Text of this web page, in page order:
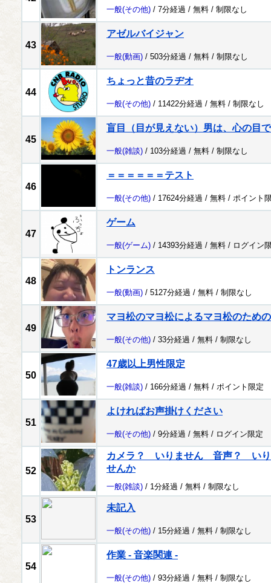
一般(その他) / 7分経過 / 無料 / 制限なし
43
アゼルバイジャン
一般(動画) / 503分経過 / 無料 / 制限なし
44
ちょっと昔のラヂオ
一般(その他) / 11422分経過 / 無料 / 制限なし
45
盲目（目が見えない）男は、心の目
一般(雑談) / 103分経過 / 無料 / 制限なし
46
＝＝＝＝＝＝テスト
一般(その他) / 17624分経過 / 無料 / ポイント
47
ゲーム
一般(ゲーム) / 14393分経過 / 無料 / ログイン
48
トンランス
一般(動画) / 5127分経過 / 無料 / 制限なし
49
マヨ松のマヨ松によるマヨ松のため
一般(その他) / 33分経過 / 無料 / 制限なし
50
47歳以上男性限定
一般(雑談) / 166分経過 / 無料 / ポイント限定
51
よければお声掛けください
一般(その他) / 9分経過 / 無料 / ログイン限定
52
カメラ？ いりません 音声？ いり
せんか
一般(雑談) / 1分経過 / 無料 / 制限なし
53
未記入
一般(その他) / 15分経過 / 無料 / 制限なし
54
作業 - 音楽関連 -
一般(その他) / 93分経過 / 無料 / 制限なし